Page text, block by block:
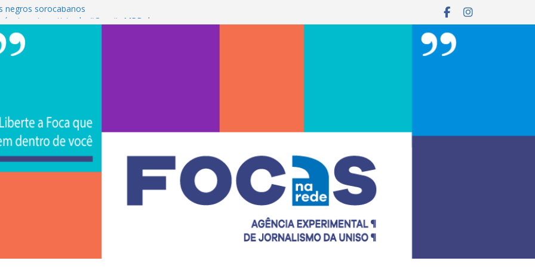
negros sorocabanos
é a terceira artista do #ConviteMPB do
Brasil 2026 promove integração, ciência e
na Uniso